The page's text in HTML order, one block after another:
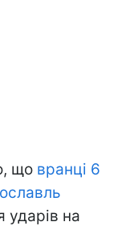
що вранці 6
ударів на